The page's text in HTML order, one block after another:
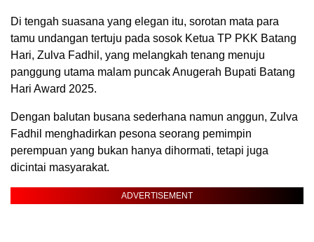
Di tengah suasana yang elegan itu, sorotan mata para
tamu undangan tertuju pada sosok Ketua TP PKK Batang
Hari, Zulva Fadhil, yang melangkah tenang menuju
panggung utama malam puncak Anugerah Bupati Batang
Hari Award 2025.
Dengan balutan busana sederhana namun anggun, Zulva
Fadhil menghadirkan pesona seorang pemimpin
perempuan yang bukan hanya dihormati, tetapi juga
dicintai masyarakat.
ADVERTISEMENT